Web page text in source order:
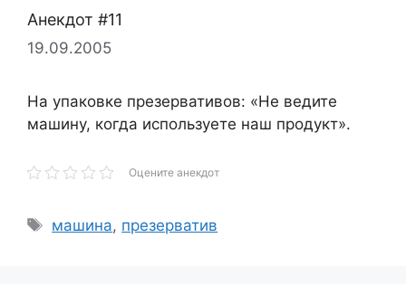
Анекдот #11
19.09.2005
На упаковке презервативов: «Не ведите
машину, когда используете наш продукт».
Оцените анекдот
Метки
машина, презерватив